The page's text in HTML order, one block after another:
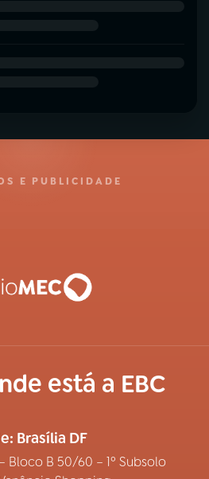
E PUBLICIDADE
está a EBC
Brasília DF
Bloco B 50/60 – 1º Subsolo